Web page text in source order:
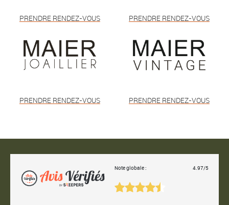
PRENDRE RENDEZ-VOUS PRENDRE RENDEZ-VOUS
PRENDRE RENDEZ-VOUS PRENDRE RENDEZ-VOUS
Note globale : 4.97/5